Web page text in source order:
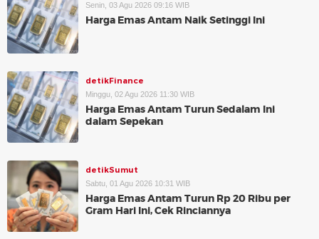
Senin, 03 Agu 2026 09:16 WIB
Harga Emas Antam Naik Setinggi Ini
detikFinance
Minggu, 02 Agu 2026 11:30 WIB
Harga Emas Antam Turun Sedalam Ini
dalam Sepekan
detikSumut
Sabtu, 01 Agu 2026 10:31 WIB
Harga Emas Antam Turun Rp 20 Ribu per
Gram Hari Ini, Cek Rinciannya